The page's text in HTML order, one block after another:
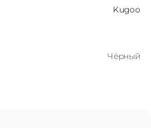
Kugoo
Чёрный